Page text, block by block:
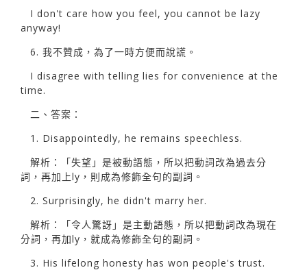
I don't care how you feel, you cannot be lazy
anyway!
6. 我不贊成，為了一時方便而說謊。
I disagree with telling lies for convenience at the
time.
二、答案：
1. Disappointedly, he remains speechless.
解析：「失望」是被動語態，所以把動詞改為過去分
詞，再加上ly，則成為修飾全句的副詞。
2. Surprisingly, he didn't marry her.
解析：「令人驚訝」是主動語態，所以把動詞改為現在
分詞，再加ly，就成為修飾全句的副詞。
3. His lifelong honesty has won people's trust.